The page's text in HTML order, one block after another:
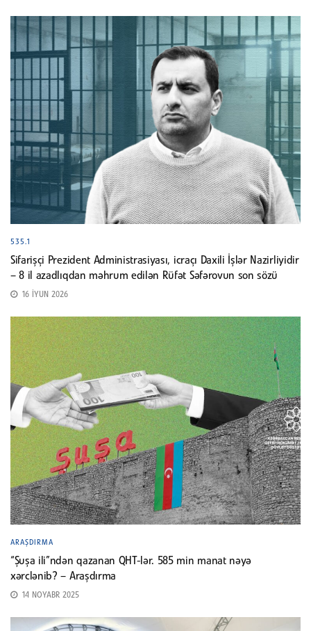
535.1
Sifarişçi Prezident Administrasiyası, icraçı Daxili İşlər Nazirliyidir
– 8 il azadlıqdan məhrum edilən Rüfət Səfərovun son sözü
16 İYUN 2026
ARAŞDIRMA
“Şuşa ili”ndən qazanan QHT-lər. 585 min manat nəyə
xərclənib? – Araşdırma
14 NOYABR 2025